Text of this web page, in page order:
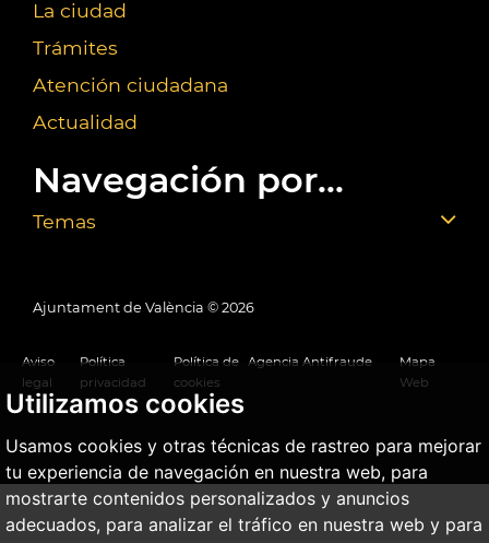
Utilizamos cookies
Usamos cookies y otras técnicas de rastreo para mejorar
tu experiencia de navegación en nuestra web, para
mostrarte contenidos personalizados y anuncios
adecuados, para analizar el tráfico en nuestra web y para
La ciudad
Trámites
Atención ciudadana
Actualidad
Navegación por...
Temas
Ajuntament de València © 2026
Aviso
legal
Política
privacidad
Política de
cookies
Agencia Antifraude
Mapa
Web